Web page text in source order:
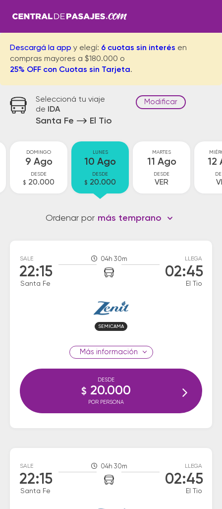
Descargá la app y elegí: 6 cuotas sin interés en
compras mayores a $180.000 o
25% OFF con Cuotas sin Tarjeta.
Seleccioná tu viaje
de
IDA
Santa Fe El Tio
Modificar
DOMINGO
9 Ago
DESDE
$ 20.000
LUNES
10 Ago
DESDE
$ 20.000
MARTES
11 Ago
DESDE
VER
12
Ordenar por más temprano
SALE
22:15
Santa Fe
04h 30m LLEGA
02:45
El Tio
SEMICAMA
información
DESDE
$ 20.000
POR PERSONA
SALE
22:15
Santa Fe
04h 30m LLEGA
02:45
El Tio